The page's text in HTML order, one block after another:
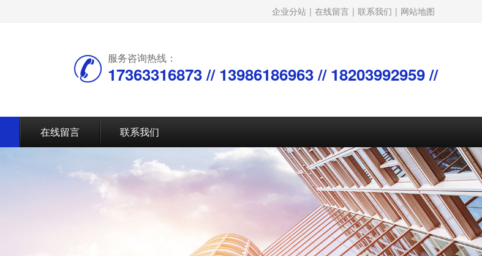
企业分站 | 在线留言 | 联系我们 | 网站地图
服务咨询热线：
17363316873 // 13986186963 // 18203992959 //
在线留言 联系我们